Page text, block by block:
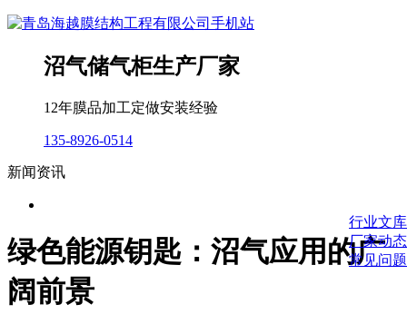
沼气储气柜生产厂家
12年膜品加工定做安装经验
135-8926-0514
新闻资讯
行业文库
厂家动态
常见问题
绿色能源钥匙：沼气应用的广
阔前景